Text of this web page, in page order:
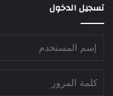
تسجيل الدخول